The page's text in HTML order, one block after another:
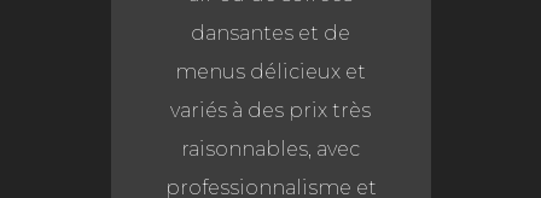
dansantes et de
menus délicieux et
variés à des prix très
raisonnables, avec
professionnalisme et